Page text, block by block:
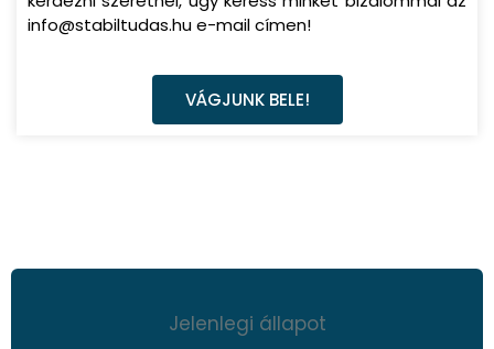
info@stabiltudas.hu e-mail címen!
VÁGJUNK BELE!
Jelenlegi állapot